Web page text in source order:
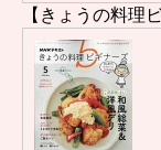
【きょうの料理